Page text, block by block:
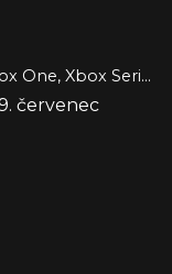
PC, PlayStation 5, Switch, Switch 2, Xbox One, Xbox Series
červenec